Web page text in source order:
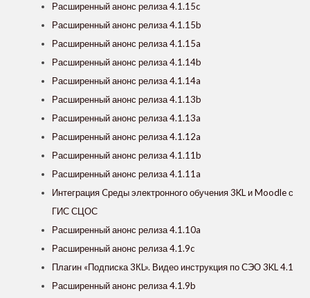
Расширенный анонс релиза 4.1.15c
Расширенный анонс релиза 4.1.15b
Расширенный анонс релиза 4.1.15a
Расширенный анонс релиза 4.1.14b
Расширенный анонс релиза 4.1.14a
Расширенный анонс релиза 4.1.13b
Расширенный анонс релиза 4.1.13a
Расширенный анонс релиза 4.1.12a
Расширенный анонс релиза 4.1.11b
Расширенный анонс релиза 4.1.11a
Интеграция Cреды электронного обучения 3KL и Moodle с
ГИС СЦОС
Расширенный анонс релиза 4.1.10a
Расширенный анонс релиза 4.1.9c
Плагин «Подписка 3КL». Видео инструкция по СЭО 3KL 4.1
Расширенный анонс релиза 4.1.9b